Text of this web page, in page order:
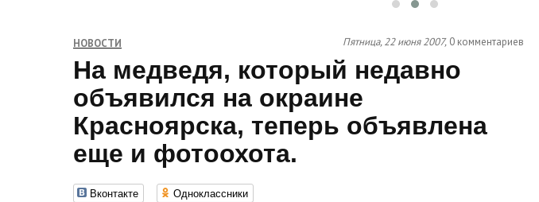
НОВОСТИ Пятница, 22 июня 2007, 0 комментариев
На медведя, который недавно
объявился на окраине
Красноярска, теперь объявлена
еще и фотоохота.
Вконтакте Одноклассники